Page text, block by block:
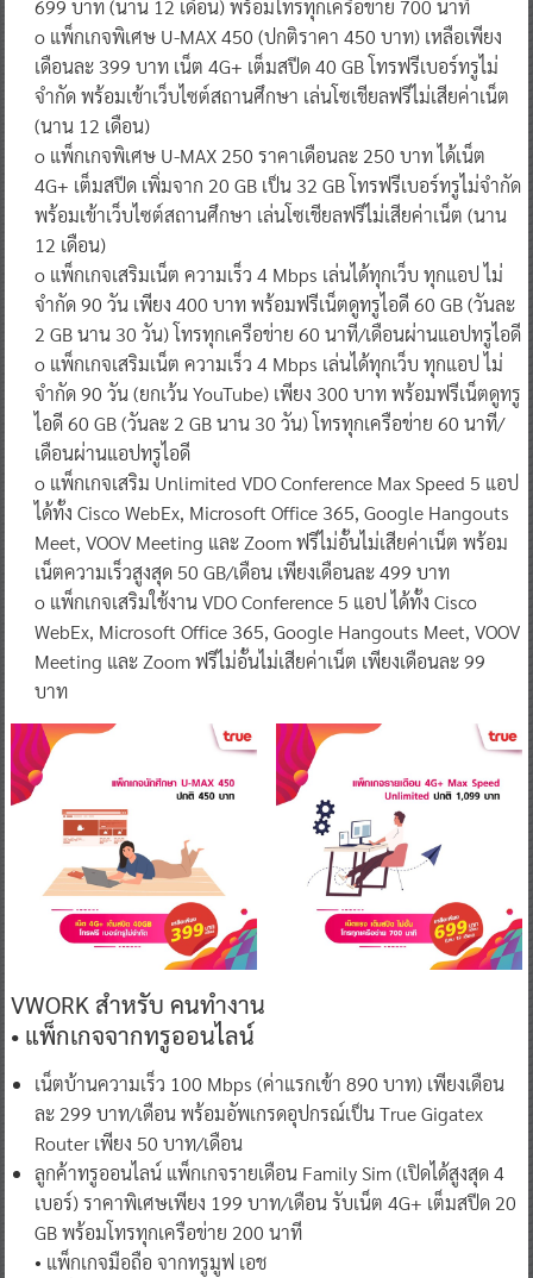
699 บาท (นาน 12 เดือน) พร้อมโทรทุกเครือข่าย 700 นาที
o แพ็กเกจพิเศษ U-MAX 450 (ปกติราคา 450 บาท) เหลือเพียง
เดือนละ 399 บาท เน็ต 4G+ เต็มสปีด 40 GB โทรฟรีเบอร์ทรูไม่
จำกัด พร้อมเข้าเว็บไซต์สถานศึกษา เล่นโซเชียลฟรีไม่เสียค่าเน็ต
(นาน 12 เดือน)
o แพ็กเกจพิเศษ U-MAX 250 ราคาเดือนละ 250 บาท ได้เน็ต
4G+ เต็มสปีด เพิ่มจาก 20 GB เป็น 32 GB โทรฟรีเบอร์ทรูไม่จำกัด
พร้อมเข้าเว็บไซต์สถานศึกษา เล่นโซเชียลฟรีไม่เสียค่าเน็ต (นาน
12 เดือน)
o แพ็กเกจเสริมเน็ต ความเร็ว 4 Mbps เล่นได้ทุกเว็บ ทุกแอป ไม่
จำกัด 90 วัน เพียง 400 บาท พร้อมฟรีเน็ตดูทรูไอดี 60 GB (วันละ
2 GB นาน 30 วัน) โทรทุกเครือข่าย 60 นาที/เดือนผ่านแอปทรูไอดี
o แพ็กเกจเสริมเน็ต ความเร็ว 4 Mbps เล่นได้ทุกเว็บ ทุกแอป ไม่
จำกัด 90 วัน (ยกเว้น YouTube) เพียง 300 บาท พร้อมฟรีเน็ตดูทรู
ไอดี 60 GB (วันละ 2 GB นาน 30 วัน) โทรทุกเครือข่าย 60 นาที/
เดือนผ่านแอปทรูไอดี
o แพ็กเกจเสริม Unlimited VDO Conference Max Speed 5 แอป
ได้ทั้ง Cisco WebEx, Microsoft Office 365, Google Hangouts
Meet, VOOV Meeting และ Zoom ฟรีไม่อั้นไม่เสียค่าเน็ต พร้อม
เน็ตความเร็วสูงสุด 50 GB/เดือน เพียงเดือนละ 499 บาท
o แพ็กเกจเสริมใช้งาน VDO Conference 5 แอป ได้ทั้ง Cisco
WebEx, Microsoft Office 365, Google Hangouts Meet, VOOV
Meeting และ Zoom ฟรีไม่อั้นไม่เสียค่าเน็ต เพียงเดือนละ 99
บาท
VWORK สำหรับ คนทำงาน
• แพ็กเกจจากทรูออนไลน์
เน็ตบ้านความเร็ว 100 Mbps (ค่าแรกเข้า 890 บาท) เพียงเดือน
ละ 299 บาท/เดือน พร้อมอัพเกรดอุปกรณ์เป็น True Gigatex
Router เพียง 50 บาท/เดือน
ลูกค้าทรูออนไลน์ แพ็กเกจรายเดือน Family Sim (เปิดได้สูงสุด 4
เบอร์) ราคาพิเศษเพียง 199 บาท/เดือน รับเน็ต 4G+ เต็มสปีด 20
GB พร้อมโทรทุกเครือข่าย 200 นาที
• แพ็กเกจมือถือ จากทรูมูฟ เอช